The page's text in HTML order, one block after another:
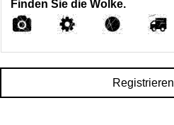
Finden Sie die Wolke.
Registrieren